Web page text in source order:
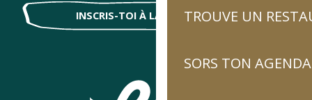
TROUVE UN
SORS TON AGENDA
INSCRIS-TOI À LA NEWSLETTER !